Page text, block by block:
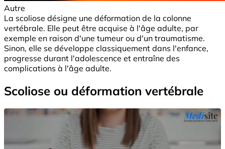
Autre
La scoliose désigne une déformation de la colonne
vertébrale. Elle peut être acquise à l'âge adulte, par
exemple en raison d'une tumeur ou d'un traumatisme.
Sinon, elle se développe classiquement dans l'enfance,
progresse durant l'adolescence et entraîne des
complications à l'âge adulte.
Scoliose ou déformation vertébrale